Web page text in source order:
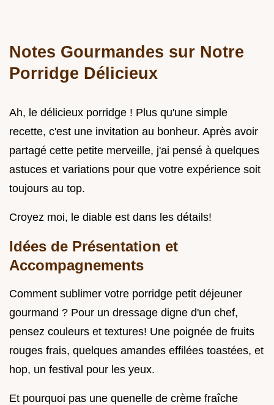
Notes Gourmandes sur Notre
Porridge Délicieux
Ah, le délicieux porridge ! Plus qu'une simple
recette, c'est une invitation au bonheur. Après avoir
partagé cette petite merveille, j'ai pensé à quelques
astuces et variations pour que votre expérience soit
toujours au top.
Croyez moi, le diable est dans les détails!
Idées de Présentation et
Accompagnements
Comment sublimer votre porridge petit déjeuner
gourmand ? Pour un dressage digne d'un chef,
pensez couleurs et textures! Une poignée de fruits
rouges frais, quelques amandes effilées toastées, et
hop, un festival pour les yeux.
Et pourquoi pas une quenelle de crème fraîche